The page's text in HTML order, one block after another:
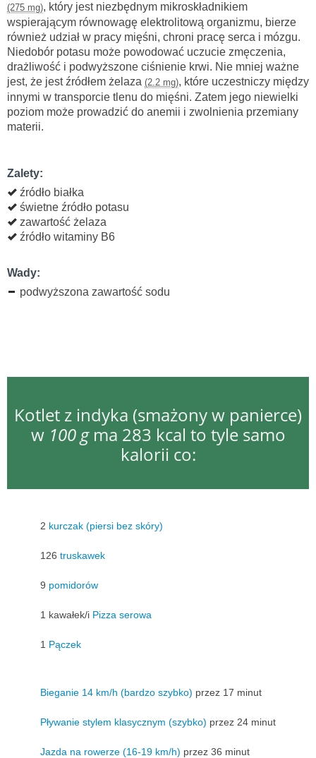
(275 mg), który jest niezbędnym mikroskładnikiem
wspierającym równowagę elektrolitową organizmu, bierze
również udział w pracy mięśni, chroni pracę serca i mózgu.
Niedobór potasu może powodować uczucie zmęczenia,
drażliwość i podwyższone ciśnienie krwi. Nie mniej ważne
jest, że jest źródłem żelaza (2.2 mg), które uczestniczy między
innymi w transporcie tlenu do mięśni. Zatem jego niewielki
poziom może prowadzić do anemii i zwolnienia przemiany
materii.
Zalety:
źródło białka
świetne źródło potasu
zawartość żelaza
źródło witaminy B6
Wady:
podwyższona zawartość sodu
Kotlet z indyka (smażony w panierce)
w 100 gma 283 kcal to tyle samo
kalorii co:
2 kurczak (piersi bez skóry)
126 truskawek
9 pomidorów
1 kawałek/i Pizza serowa
1 Pączek
Bieganie 14 km/h (bardzo szybko) przez 17 minut
Pływanie stylem klasycznym (szybko) przez 24 minut
Jazda na rowerze (16-19 km/h) przez 36 minut